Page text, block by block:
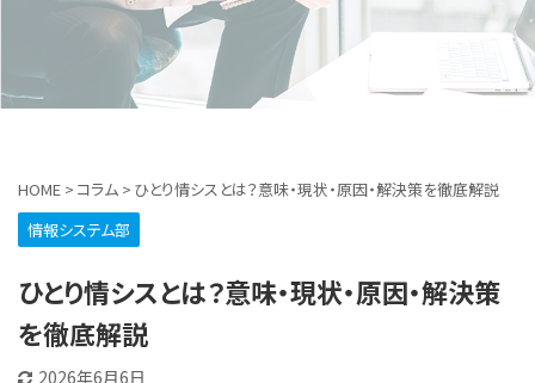
HOME > コラム > ひとり情シスとは？意味・現状・原因・解決策を徹底解説
情報システム部
ひとり情シスとは？意味・現状・原因・解決策
を徹底解説
2026年6月6日